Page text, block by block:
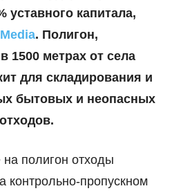
уставного капитала,
. Полигон,
1500 метрах от села
для складирования и
бытовых и неопасных
полигон отходы
контрольно-пропускном